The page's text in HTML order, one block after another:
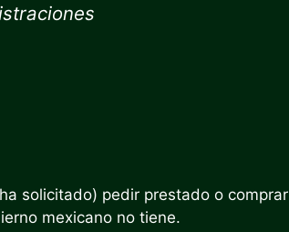
solicitado) pedir prestado o comprar
mexicano no tiene.